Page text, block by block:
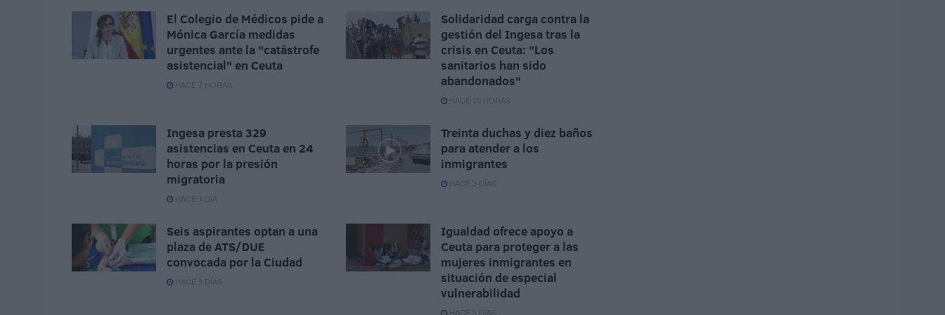
El Colegio de Médicos pide a
Mónica García medidas
urgentes ante la "catástrofe
asistencial" en Ceuta
HACE 7 HORAS
Solidaridad carga contra la
gestión del Ingesa tras la
crisis en Ceuta: "Los
sanitarios han sido
abandonados"
HACE 20 HORAS
Ingesa presta 329
asistencias en Ceuta en 24
horas por la presión
migratoria
HACE 1 DÍA
Treinta duchas y diez baños
para atender a los
inmigrantes
HACE 3 DÍAS
Seis aspirantes optan a una
plaza de ATS/DUE
convocada por la Ciudad
HACE 3 DÍAS
Igualdad ofrece apoyo a
Ceuta para proteger a las
mujeres inmigrantes en
situación de especial
vulnerabilidad
HACE 3 DÍAS